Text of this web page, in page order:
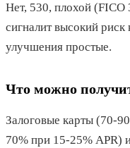
Нет, 530, плохой
сигналит высокий
улучшения простые.
Что можно
Залоговые карты (70-
70% при 15-25% APR)